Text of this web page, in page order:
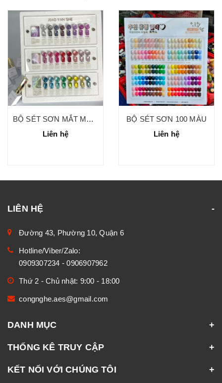
BỘ SÉT SƠN MẮT MÈO 24 MÀU
Liên hệ
BỘ SÉT SƠN 100 MÀU
Liên hệ
LIÊN HỆ
Đường 43, Phường 10, Quận 6
Hotline/Viber/Zalo:
0909307234 -0906907962
Thứ 2 - Chủ nhật: 9:00 - 18:00
congnghe.aes@gmail.com
DANH MỤC
THỐNG KÊ TRUY CẬP
KẾT NỐI VỚI CHÚNG TÔI